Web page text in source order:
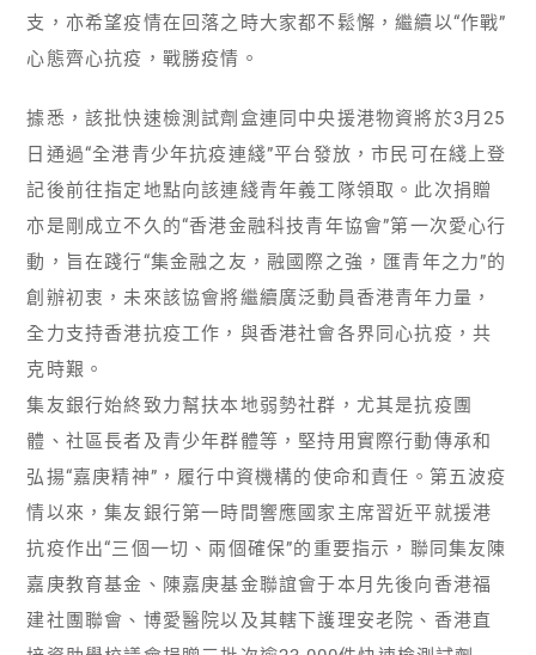
支，亦希望疫情在回落之時大家都不鬆懈，繼續以“作戰”
心態齊心抗疫，戰勝疫情。
據悉，該批快速檢測試劑盒連同中央援港物資將於3月25
日通過“全港青少年抗疫連綫”平台發放，市民可在綫上登
記後前往指定地點向該連綫青年義工隊領取。此次捐贈
亦是剛成立不久的“香港金融科技青年協會”第一次愛心行
動，旨在踐行“集金融之友，融國際之強，匯青年之力”的
創辦初衷，未來該協會將繼續廣泛動員香港青年力量，
全力支持香港抗疫工作，與香港社會各界同心抗疫，共
克時艱。
集友銀行始終致力幫扶本地弱勢社群，尤其是抗疫團
體、社區長者及青少年群體等，堅持用實際行動傳承和
弘揚“嘉庚精神”，履行中資機構的使命和責任。第五波疫
情以來，集友銀行第一時間響應國家主席習近平就援港
抗疫作出“三個一切、兩個確保”的重要指示，聯同集友陳
嘉庚教育基金、陳嘉庚基金聯誼會于本月先後向香港福
建社團聯會、博愛醫院以及其轄下護理安老院、香港直